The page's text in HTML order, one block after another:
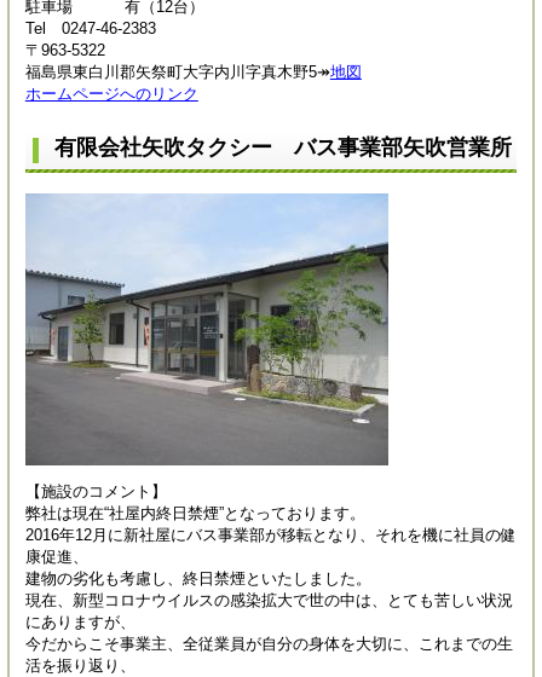
駐車場 有（12台）
Tel 0247-46-2383
〒963-5322
福島県東白川郡矢祭町大字内川字真木野5↠地図
ホームページへのリンク
有限会社矢吹タクシー バス事業部矢吹営業所
【施設のコメント】
弊社は現在“社屋内終日禁煙”となっております。
2016年12月に新社屋にバス事業部が移転となり、それを機に社員の健
康促進、
建物の劣化も考慮し、終日禁煙といたしました。
現在、新型コロナウイルスの感染拡大で世の中は、とても苦しい状況
にありますが、
今だからこそ事業主、全従業員が自分の身体を大切に、これまでの生
活を振り返り、